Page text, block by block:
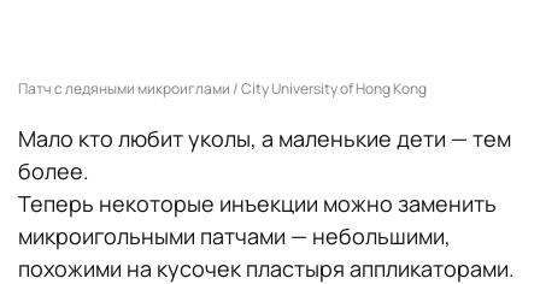
Патч с ледяными микроиглами / City University of Hong Kong
Мало кто любит уколы, а маленькие дети — тем
более.
Теперь некоторые инъекции можно заменить
микроигольными патчами — небольшими,
похожими на кусочек пластыря аппликаторами.